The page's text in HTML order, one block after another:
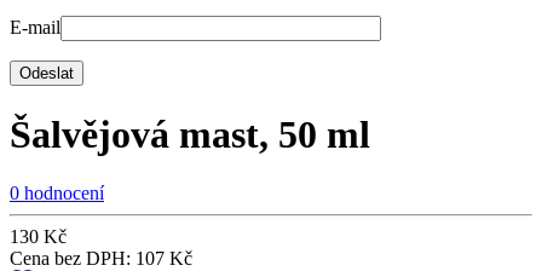
E-mail
Šalvějová mast, 50 ml
0 hodnocení
130 Kč
Cena bez DPH: 107 Kč